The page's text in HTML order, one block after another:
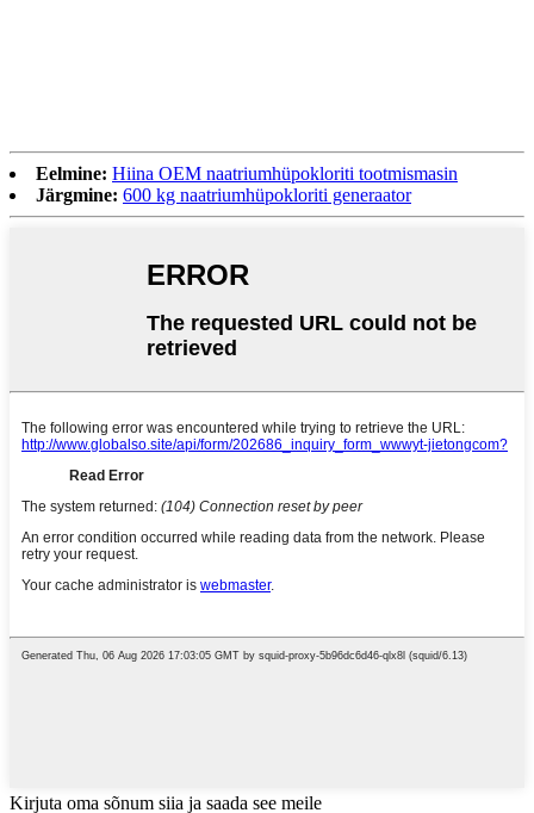
Eelmine: Hiina OEM naatriumhüpokloriti tootmismasin
Järgmine: 600 kg naatriumhüpokloriti generaator
Kirjuta oma sõnum siia ja saada see meile